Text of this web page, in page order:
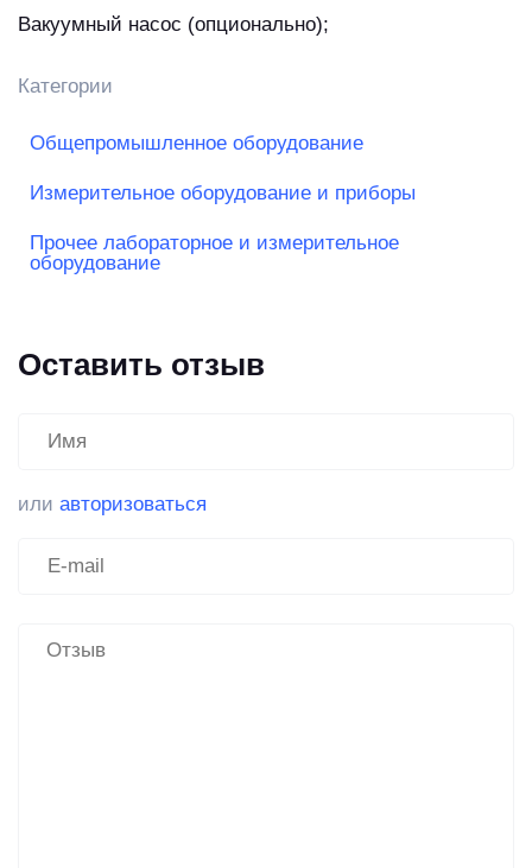
Вакуумный насос (опционально);
Категории
Общепромышленное оборудование
Измерительное оборудование и приборы
Прочее лабораторное и измерительное
оборудование
Оставить отзыв
или авторизоваться